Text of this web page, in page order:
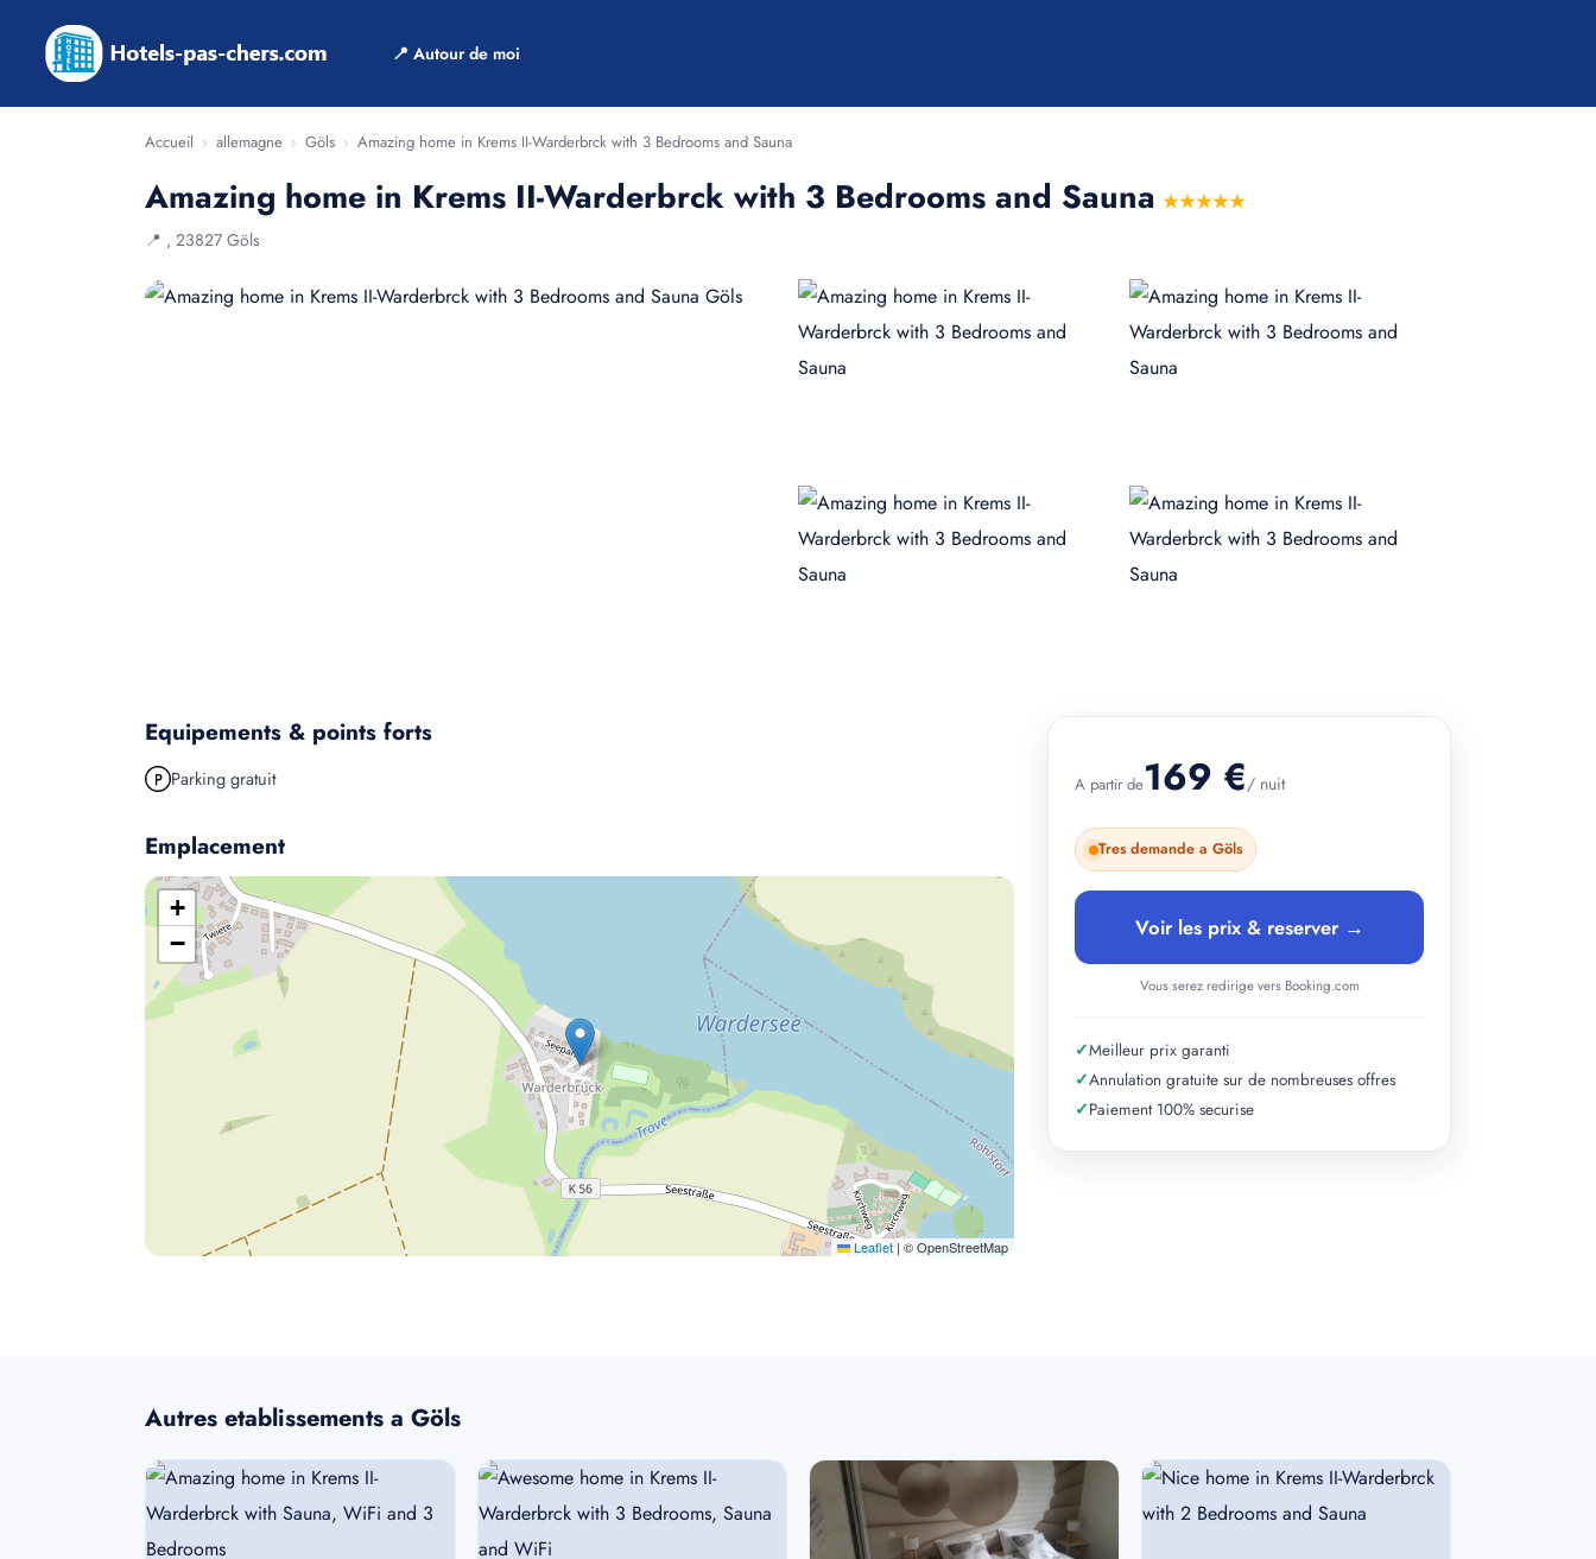
📍 Autour de moi
Accueil › allemagne › Göls › Amazing home in Krems II-Warderbrck with 3 Bedrooms and Sauna
Amazing home in Krems II-Warderbrck with 3 Bedrooms and Sauna ★★★★★
📍 , 23827 Göls
Equipements & points forts
Parking gratuit
Emplacement
+
−
Leaflet | © OpenStreetMap
A partir de169 €/ nuit
Tres demande a Göls
Voir les prix & reserver →
Vous serez redirige vers Booking.com
✓Meilleur prix garanti
✓Annulation gratuite sur de nombreuses offres
✓Paiement 100% securise
Autres etablissements a Göls